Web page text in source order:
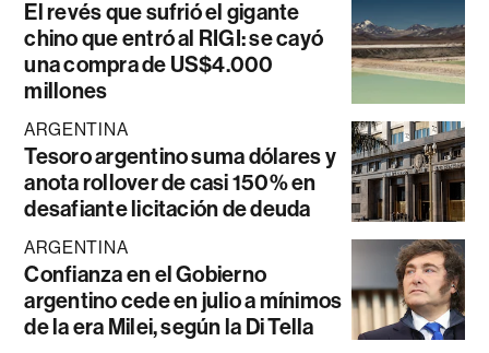
El revés que sufrió el gigante
chino que entró al RIGI: se cayó
una compra de US$4.000
millones
ARGENTINA
Tesoro argentino suma dólares y
anota rollover de casi 150% en
desafiante licitación de deuda
ARGENTINA
Confianza en el Gobierno
argentino cede en julio a mínimos
de la era Milei, según la Di Tella